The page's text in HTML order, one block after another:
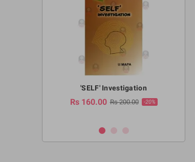
'SELF' Investigation
Rs 160.00 Rs 200.00 -20%